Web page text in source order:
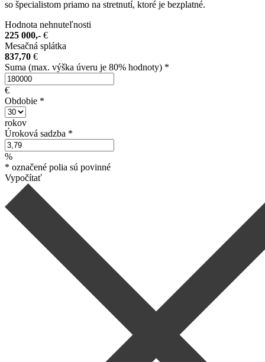
so špecialistom priamo na stretnutí, ktoré je bezplatné.
Hodnota nehnuteľnosti
225 000,- €
Mesačná splátka
837,70 €
Suma (max. výška úveru je 80% hodnoty) *
€
Obdobie *
rokov
Úroková sadzba *
%
* označené polia sú povinné
Vypočítať